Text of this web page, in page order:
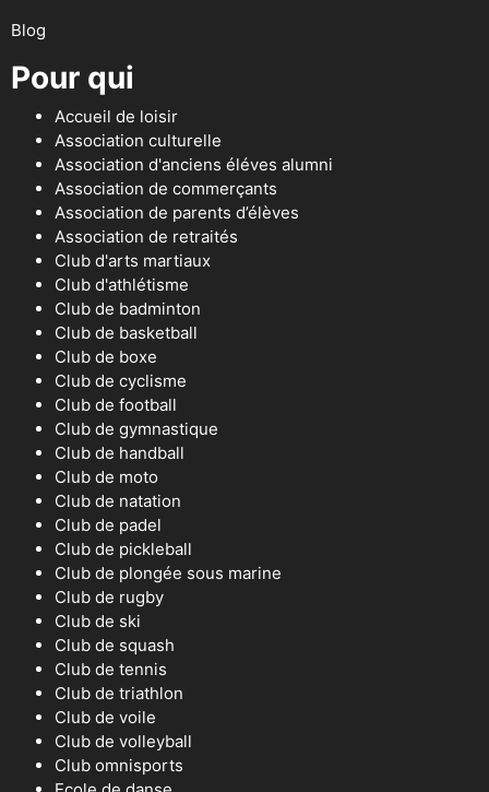
Blog
Pour qui
Accueil de loisir
Association culturelle
Association d'anciens éléves alumni
Association de commerçants
Association de parents d’élèves
Association de retraités
Club d'arts martiaux
Club d'athlétisme
Club de badminton
Club de basketball
Club de boxe
Club de cyclisme
Club de football
Club de gymnastique
Club de handball
Club de moto
Club de natation
Club de padel
Club de pickleball
Club de plongée sous marine
Club de rugby
Club de ski
Club de squash
Club de tennis
Club de triathlon
Club de voile
Club de volleyball
Club omnisports